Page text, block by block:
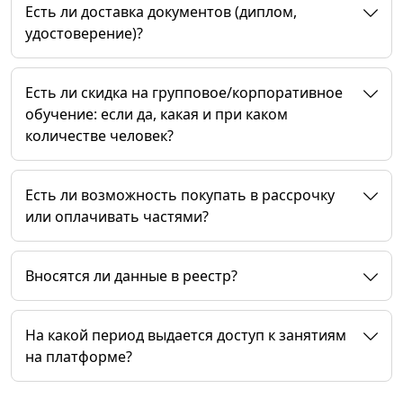
Есть ли доставка документов (диплом,
удостоверение)?
Есть ли скидка на групповое/корпоративное
обучение: если да, какая и при каком
количестве человек?
Есть ли возможность покупать в рассрочку
или оплачивать частями?
Вносятся ли данные в реестр?
На какой период выдается доступ к занятиям
на платформе?